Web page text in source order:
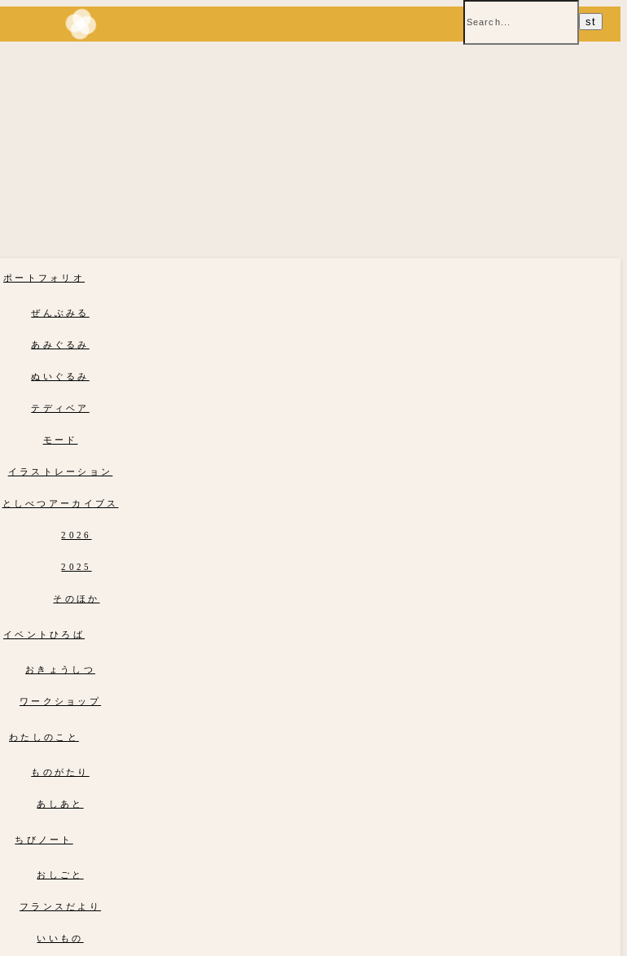
ポートフォリオ
ぜんぶみる
あみぐるみ
ぬいぐるみ
テディベア
モード
イラストレーション
としべつアーカイブス
2026
2025
そのほか
イベントひろば
おきょうしつ
ワークショップ
わたしのこと
ものがたり
あしあと
ちびノート
おしごと
フランスだより
いいもの